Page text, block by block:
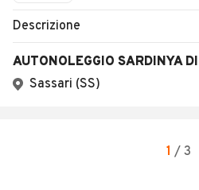
Descrizione
Sassari (SS)
1 / 3